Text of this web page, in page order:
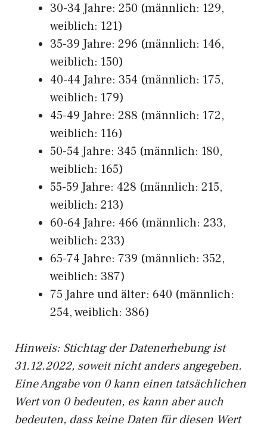
30-34 Jahre: 250 (männlich: 129,
weiblich: 121)
35-39 Jahre: 296 (männlich: 146,
weiblich: 150)
40-44 Jahre: 354 (männlich: 175,
weiblich: 179)
45-49 Jahre: 288 (männlich: 172,
weiblich: 116)
50-54 Jahre: 345 (männlich: 180,
weiblich: 165)
55-59 Jahre: 428 (männlich: 215,
weiblich: 213)
60-64 Jahre: 466 (männlich: 233,
weiblich: 233)
65-74 Jahre: 739 (männlich: 352,
weiblich: 387)
75 Jahre und älter: 640 (männlich:
254, weiblich: 386)
Hinweis: Stichtag der Datenerhebung ist
31.12.2022, soweit nicht anders angegeben.
Eine Angabe von 0 kann einen tatsächlichen
Wert von 0 bedeuten, es kann aber auch
bedeuten, dass keine Daten für diesen Wert